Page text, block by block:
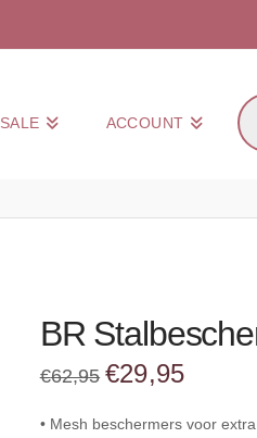
SALE ACCOUNT
BR
€62,95 Oorspronkelijke
prijs
€62,95.
€29,95Huidige
prijs
€29,95.
• Mesh beschermers voor